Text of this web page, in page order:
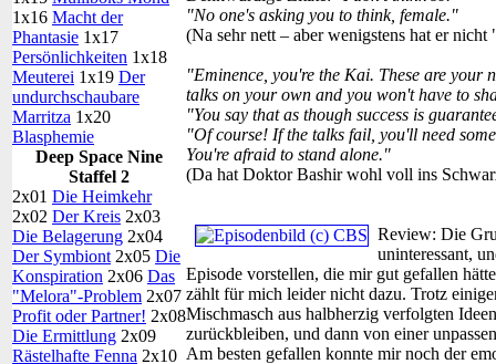
1x16 Macht der
Phantasie 1x17
Persönlichkeiten 1x18
Meuterei 1x19 Der
undurchschaubare
Marritza 1x20
Blasphemie
Deep Space Nine
Staffel 2
2x01 Die Heimkehr
2x02 Der Kreis 2x03
Die Belagerung 2x04
Der Symbiont 2x05 Die
Konspiration 2x06 Das
"Melora"-Problem 2x07
Profit oder Partner! 2x08
Die Ermittlung 2x09
Rästelhafte Fenna 2x10
"No one's asking you to think, female."
(Na sehr nett – aber wenigstens hat er nicht
"Eminence, you're the Kai. These are your
talks on your own and you won't have to
"You say that as though success is
"Of course! If the talks fail, you'll need
You're afraid to stand alone."
(Da hat Doktor Bashir wohl voll ins
Review: Die
uninteressant,
Episode vorstellen, die mir gut gefallen
zählt für mich leider nicht dazu. Trotz
Mischmasch aus halbherzig verfolgten
zurückbleiben, und dann von einer
Am besten gefallen konnte mir noch der